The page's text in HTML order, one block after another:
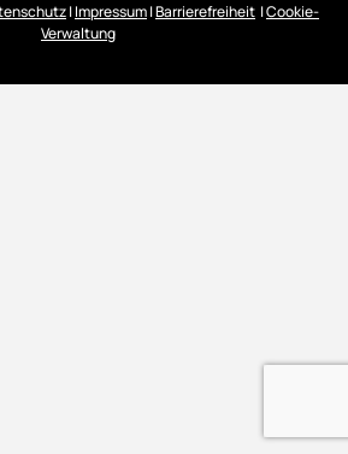
|Impressum|Barrierefreiheit |Cookie-
Verwaltung